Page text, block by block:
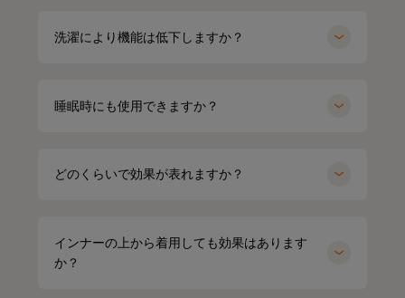
洗濯により機能は低下しますか？
睡眠時にも使用できますか？
どのくらいで効果が表れますか？
インナーの上から着用しても効果はあります
か？